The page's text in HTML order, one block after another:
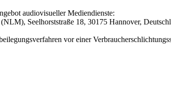
audiovisueller Mediendienste:
Seelhorststraße 18, 30175 Hannover,
vor einer